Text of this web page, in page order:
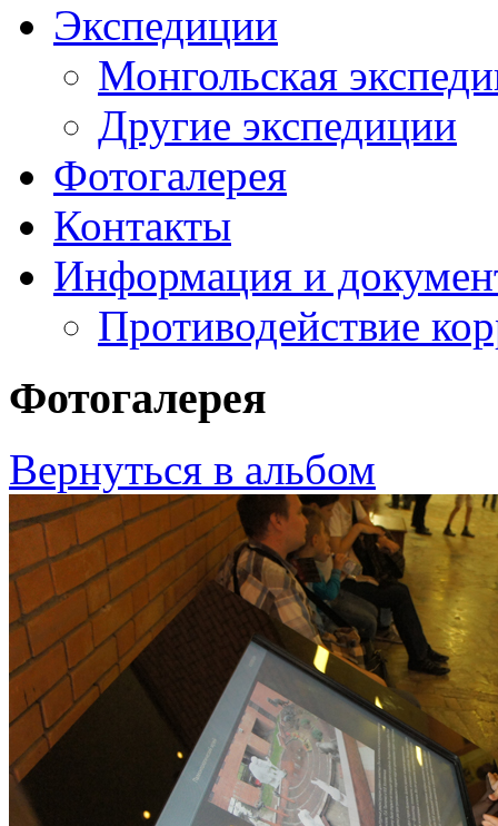
Экспедиции
Монгольская
Другие экспедиции
Фотогалерея
Контакты
Информация и
Противодействие
Фотогалерея
Вернуться в альбом